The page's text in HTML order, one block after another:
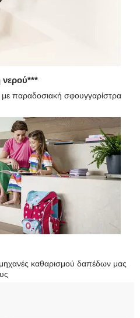
νερού***
παραδοσιακή σφουγγαρίστρα
μηχανές καθαρισμού δαπέδων μας